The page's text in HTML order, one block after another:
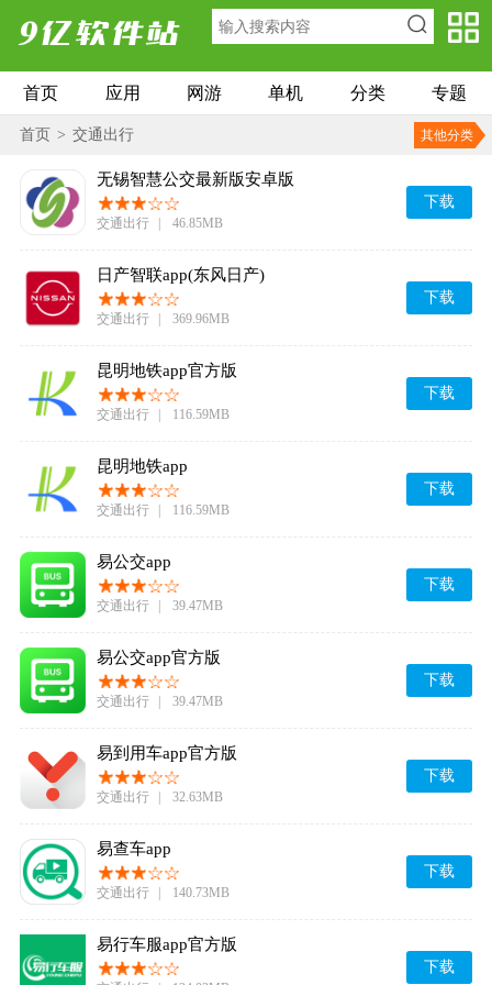
首页 应用 网游 单机 分类 专题
首页 > 交通出行 其他分类
无锡智慧公交最新版安卓版
交通出行 46.85MB
下载
日产智联app(东风日产)
交通出行 369.96MB
下载
昆明地铁app官方版
交通出行 116.59MB
下载
昆明地铁app
交通出行 116.59MB
下载
易公交app
交通出行 39.47MB
下载
易公交app官方版
交通出行 39.47MB
下载
易到用车app官方版
交通出行 32.63MB
下载
易查车app
交通出行 140.73MB
下载
易行车服app官方版
下载